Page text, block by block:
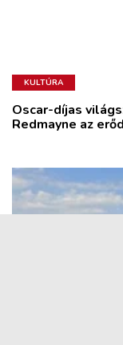
KULTÚRA
Oscar-díjas
Redmayne az